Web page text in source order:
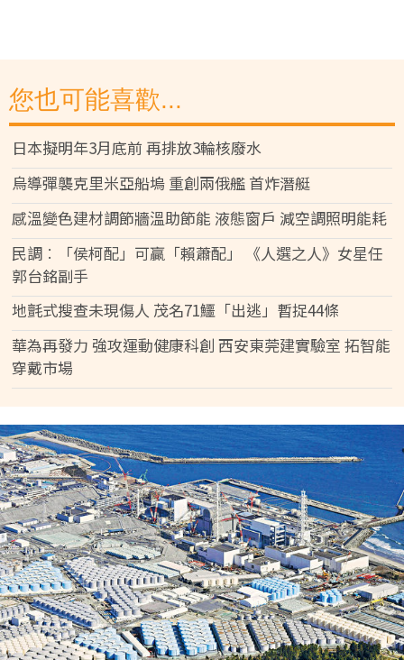
您也可能喜歡...
日本擬明年3月底前 再排放3輪核廢水
烏導彈襲克里米亞船塢 重創兩俄艦 首炸潛艇
感溫變色建材調節牆溫助節能 液態窗戶 減空調照明能耗
民調︰「侯柯配」可贏「賴蕭配」 《人選之人》女星任
郭台銘副手
地氈式搜查未現傷人 茂名71鱷「出逃」暫捉44條
華為再發力 強攻運動健康科創 西安東莞建實驗室 拓智能
穿戴市場